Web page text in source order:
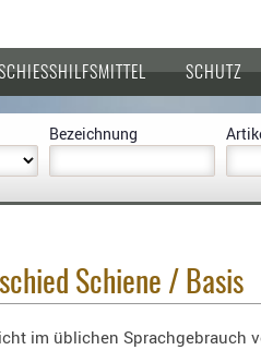
SCHUTZ
Bezeichnung
Schiene / Basis
im üblichen Sprachgebrauch